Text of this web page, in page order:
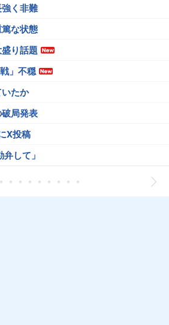
く非難
な状態
り話題
」不穏
たか
局発表
X投稿
して」